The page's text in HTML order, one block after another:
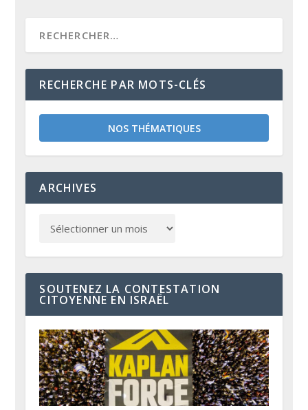
RECHERCHE PAR MOTS-CLÉS
NOS THÉMATIQUES
ARCHIVES
SOUTENEZ LA CONTESTATION
CITOYENNE EN ISRAËL